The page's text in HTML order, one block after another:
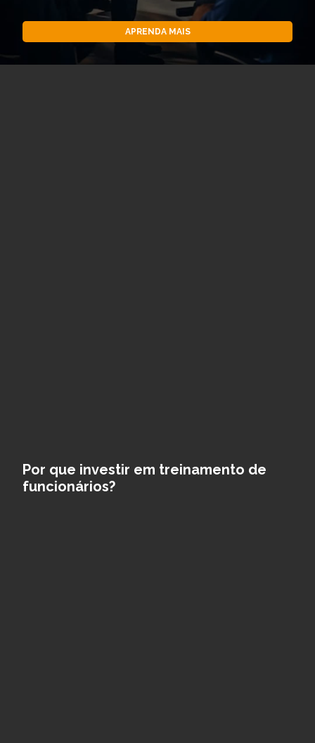
APRENDA MAIS
Por que investir em treinamento de
funcionários?